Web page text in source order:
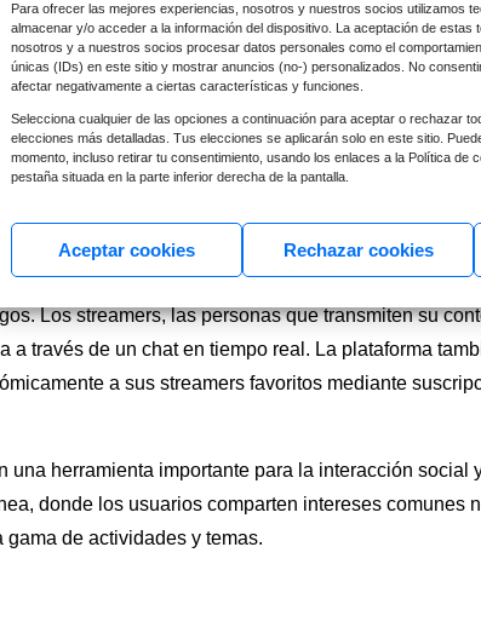
Para ofrecer las mejores experiencias, nosotros y nuestros socios utilizamos
almacenar y/o acceder a la información del dispositivo. La aceptación de estas
nosotros y a nuestros socios procesar datos personales como el
únicas (IDs) en este sitio y mostrar anuncios (no-) personalizados. No
afectar negativamente a ciertas características y funciones.
Selecciona cualquier de las opciones a continuación para aceptar o rechazar
elecciones más detalladas. Tus elecciones se aplicarán solo en este sitio.
momento, incluso retirar tu consentimiento, usando los enlaces a la Política de
pestaña situada en la parte inferior derecha de la pantalla.
Aceptar cookies Rechazar cookies
en vivo, principalmente utilizada para la transmisión
contenidos de música, conversaciones y eventos en
como una derivación de la plataforma de streaming
en una de las plataformas más populares para
jugadores jugar en vivo, participar en competiciones
Los streamers, las personas que transmiten su
a través de un chat en tiempo real. La plataforma
a sus streamers favoritos mediante
una herramienta importante para la interacción social
donde los usuarios comparten intereses comunes
de actividades y temas.